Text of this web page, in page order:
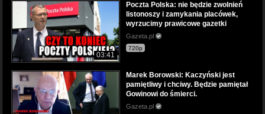
03:41
Poczta Polska: nie będzie zwolnień
listonoszy i zamykania placówek,
wyrzucimy prawicowe gazetki
Gazeta.pl
720p
Marek Borowski: Kaczyński jest
pamiętliwy i chciwy. Będzie pamiętał
Gowinowi do śmierci.
Gazeta.pl